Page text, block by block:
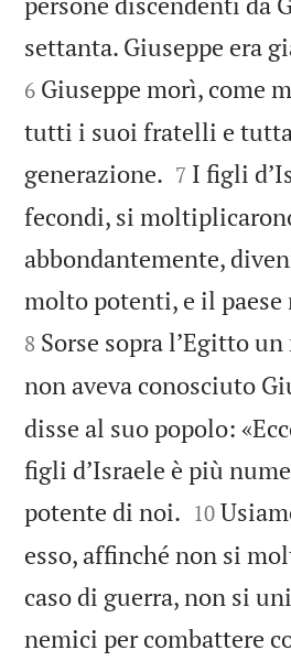
settanta. Giuseppe era
6 Giuseppe morì, come
tutti i suoi fratelli e
generazione. 

7 I figli
fecondi, si
abbondantemente,
molto potenti, e il
8 Sorse sopra l’Egitto
non aveva conosciuto
disse al suo popolo:
figli d’Israele è più
potente di noi. 

10
esso, affinché non si
caso di guerra, non si
nemici per combattere